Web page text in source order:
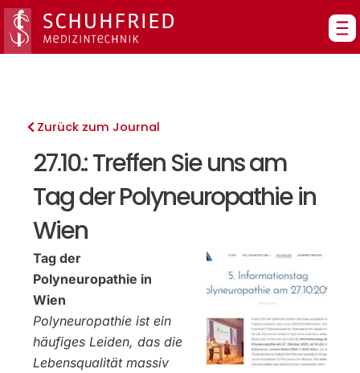
Zum
Inhalt
springen
Zurück zum Journal
27.10.: Treffen Sie uns am
Tag der Polyneuropathie in
Wien
Tag der
Polyneuropathie in
Wien
Polyneuropathie ist ein
häufiges Leiden, das die
Lebensqualität massiv